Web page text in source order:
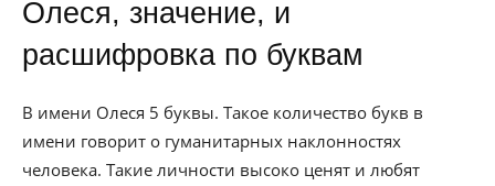
Олеся, значение, и
расшифровка по буквам
В имени Олеся 5 буквы. Такое количество букв в
имени говорит о гуманитарных наклонностях
человека. Такие личности высоко ценят и любят